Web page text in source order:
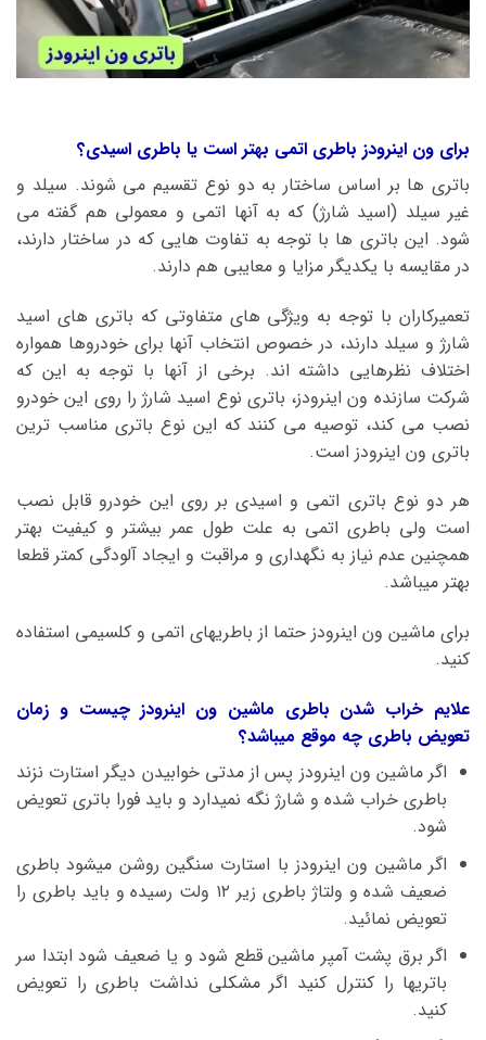
برای ون اینرودز باطری اتمی بهتر است یا باطری اسیدی؟
باتری ها بر اساس ساختار به دو نوع تقسیم می شوند. سیلد و
غیر سیلد (اسید شارژ) که به آنها اتمی و معمولی هم گفته می
شود. این باتری ها با توجه به تفاوت هایی که در ساختار دارند،
در مقایسه با یکدیگر مزایا و معایبی هم دارند.
تعمیرکاران با توجه به ویژگی های متفاوتی که باتری های اسید
شارژ و سیلد دارند، در خصوص انتخاب آنها برای خودروها همواره
اختلاف نظرهایی داشته اند. برخی از آنها با توجه به این که
شرکت سازنده ون اینرودز، باتری نوع اسید شارژ را روی این خودرو
نصب می کند، توصیه می کنند که این نوع باتری مناسب ترین
باتری ون اینرودز است.
هر دو نوع باتری اتمی و اسیدی بر روی این خودرو قابل نصب
است ولی باطری اتمی به علت طول عمر بیشتر و کیفیت بهتر
همچنین عدم نیاز به نگهداری و مراقبت و ایجاد آلودگی کمتر قطعا
بهتر میباشد.
برای ماشین ون اینرودز حتما از باطریهای اتمی و کلسیمی استفاده
کنید.
علایم خراب شدن باطری ماشین ون اینرودز چیست و زمان
تعویض باطری چه موقع میباشد؟
اگر ماشین ون اینرودز پس از مدتی خوابیدن دیگر استارت نزند
باطری خراب شده و شارژ نگه نمیدارد و باید فورا باتری تعویض
شود.
اگر ماشین ون اینرودز با استارت سنگین روشن میشود باطری
ضعیف شده و ولتاژ باطری زیر ۱۲ ولت رسیده و باید باطری را
تعویض نمائید.
اگر برق پشت آمپر ماشین قطع شود و یا ضعیف شود ابتدا سر
باتریها را کنترل کنید اگر مشکلی نداشت باطری را تعویض
کنید.